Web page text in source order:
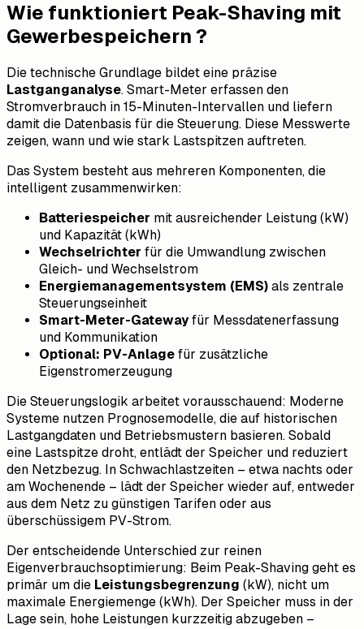
Wie funktioniert Peak-Shaving mit
Gewerbespeichern ?
Die technische Grundlage bildet eine präzise
Lastganganalyse. Smart-Meter erfassen den
Stromverbrauch in 15-Minuten-Intervallen und liefern
damit die Datenbasis für die Steuerung. Diese Messwerte
zeigen, wann und wie stark Lastspitzen auftreten.
Das System besteht aus mehreren Komponenten, die
intelligent zusammenwirken:
Batteriespeicher mit ausreichender Leistung (kW)
und Kapazität (kWh)
Wechselrichter für die Umwandlung zwischen
Gleich- und Wechselstrom
Energiemanagementsystem (EMS) als zentrale
Steuerungseinheit
Smart-Meter-Gatewayfür Messdatenerfassung
und Kommunikation
Optional: PV-Anlage für zusätzliche
Eigenstromerzeugung
Die Steuerungslogik arbeitet vorausschauend: Moderne
Systeme nutzen Prognosemodelle, die auf historischen
Lastgangdaten und Betriebsmustern basieren. Sobald
eine Lastspitze droht, entlädt der Speicher und reduziert
den Netzbezug. In Schwachlastzeiten – etwa nachts oder
am Wochenende – lädt der Speicher wieder auf, entweder
aus dem Netz zu günstigen Tarifen oder aus
überschüssigem PV-Strom.
Der entscheidende Unterschied zur reinen
Eigenverbrauchsoptimierung: Beim Peak-Shaving geht es
primär um die Leistungsbegrenzung (kW), nicht um
maximale Energiemenge (kWh). Der Speicher muss in der
Lage sein, hohe Leistungen kurzzeitig abzugeben –